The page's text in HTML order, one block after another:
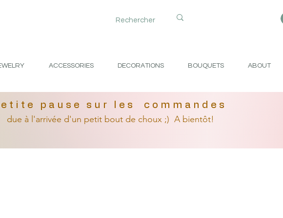
ACCESSORIES DECORATIONS BOUQUETS ABOUT
pause sur les commandes
due à l'arrivée d'un petit bout de choux ;) A bientôt!